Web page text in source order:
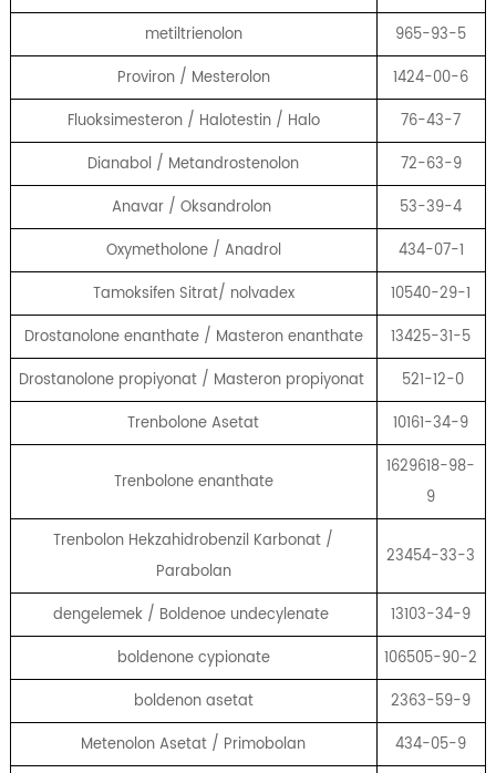
metiltrienolon
965-93-5
Proviron / Mesterolon
1424-00-6
Fluoksimesteron / Halotestin / Halo
76-43-7
Dianabol / Metandrostenolon
72-63-9
Anavar / Oksandrolon
53-39-4
Oxymetholone / Anadrol
434-07-1
Tamoksifen Sitrat/ nolvadex
10540-29-1
Drostanolone enanthate / Masteron enanthate
13425-31-5
Drostanolone propiyonat / Masteron propiyonat
521-12-0
Trenbolone Asetat
10161-34-9
Trenbolone enanthate
1629618-98-
9
Trenbolon Hekzahidrobenzil Karbonat /
Parabolan
23454-33-3
dengelemek / Boldenoe undecylenate
13103-34-9
boldenone cypionate
106505-90-2
boldenon asetat
2363-59-9
Metenolon Asetat / Primobolan
434-05-9